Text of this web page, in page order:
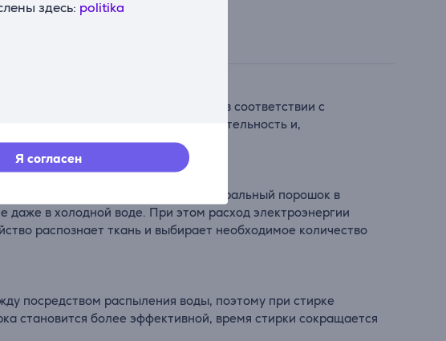
здесь: politika
Я согласен
до 10% больше, чем требуется в соответствии с
эффективной, сокращая ее длительность и,
EcoBubble™ превращает стиральный порошок в
даже в холодной воде. При этом расход электроэнергии
распознает ткань и выбирает необходимое количество
посредством распыления воды, поэтому при стирке
становится более эффективной, время стирки сокращается